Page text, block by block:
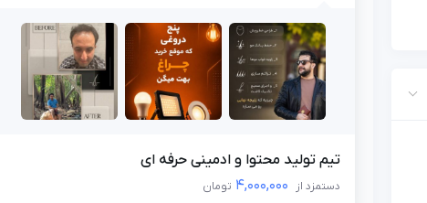
تیم تولید محتوا و ادمینی حرفه ای
دستمزد از 4,000,000 تومان